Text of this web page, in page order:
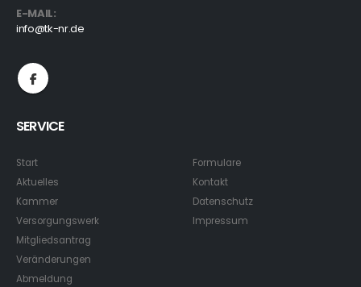
E-MAIL:
info@tk-nr.de
SERVICE
Start
Aktuelles
Kammer
Versorgungswerk
Mitgliedsantrag
Veränderungen
Abmeldung
Formulare
Kontakt
Datenschutz
Impressum